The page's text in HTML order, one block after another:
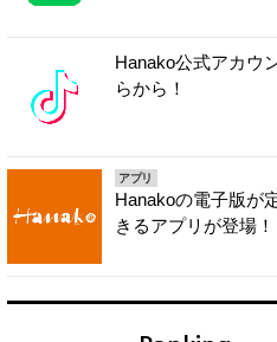
Hanako公式アカウ
らから！
アプリ
Hanakoの電子版が
きるアプリが登場！